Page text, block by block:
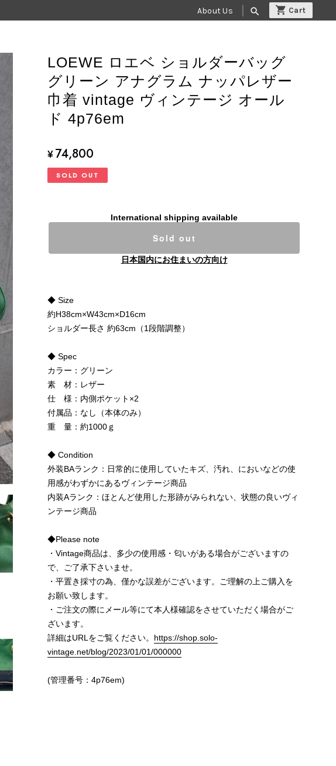
About Us search
LOEWE ロエベ ショルダーバッグ
グリーン アナグラム ナッパレザー
巾着 vintage ヴィンテージ オール
ド 4p76em
¥74,800
SOLD OUT
International shipping available
Sold out
日本国内にお住まいの方向け
◆ Size
約H38cm×W43cm×D16cm
ショルダー長さ 約63cm（1段階調整）
◆ Spec
カラー：グリーン
素 材：レザー
仕 様：内側ポケット×2
付属品：なし（本体のみ）
重 量：約1000ｇ
◆ Condition
外装BAランク：日常的に使用していたキズ、汚れ、においなどの使
用感がわずかにあるヴィンテージ商品
内装Aランク：ほとんど使用した形跡がみられない、状態の良いヴィ
ンテージ商品
◆Please note
・Vintage商品は、多少の使用感・匂いがある場合がございますの
で、ご了承下さいませ。
・平置き採寸の為、僅かな誤差がございます。ご理解の上ご購入を
お願い致します。
・ご注文の際にメール等にて本人様確認をさせていただく場合がご
ざいます。
詳細はURLをご覧ください。 https://shop.solo-
vintage.net/blog/2023/01/01/000000
(管理番号：4p76em)